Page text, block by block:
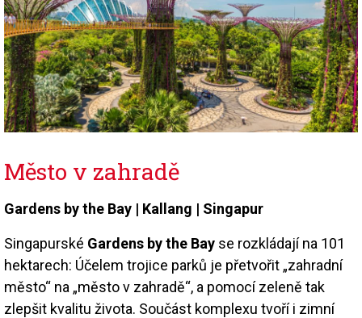
Město v zahradě
Gardens by the Bay | Kallang | Singapur
Singapurské Gardens by the Bay se rozkládají na 101
hektarech: Účelem trojice parků je přetvořit „zahradní
město“ na „město v zahradě“, a pomocí zeleně tak
zlepšit kvalitu života. Součást komplexu tvoří i zimní